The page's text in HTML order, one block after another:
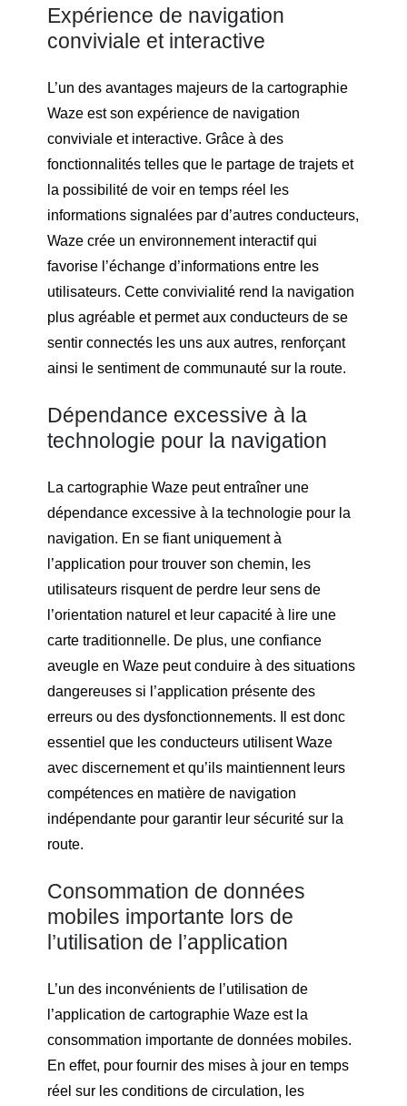
Expérience de navigation
conviviale et interactive
L’un des avantages majeurs de la cartographie
Waze est son expérience de navigation
conviviale et interactive. Grâce à des
fonctionnalités telles que le partage de trajets et
la possibilité de voir en temps réel les
informations signalées par d’autres conducteurs,
Waze crée un environnement interactif qui
favorise l’échange d’informations entre les
utilisateurs. Cette convivialité rend la navigation
plus agréable et permet aux conducteurs de se
sentir connectés les uns aux autres, renforçant
ainsi le sentiment de communauté sur la route.
Dépendance excessive à la
technologie pour la navigation
La cartographie Waze peut entraîner une
dépendance excessive à la technologie pour la
navigation. En se fiant uniquement à
l’application pour trouver son chemin, les
utilisateurs risquent de perdre leur sens de
l’orientation naturel et leur capacité à lire une
carte traditionnelle. De plus, une confiance
aveugle en Waze peut conduire à des situations
dangereuses si l’application présente des
erreurs ou des dysfonctionnements. Il est donc
essentiel que les conducteurs utilisent Waze
avec discernement et qu’ils maintiennent leurs
compétences en matière de navigation
indépendante pour garantir leur sécurité sur la
route.
Consommation de données
mobiles importante lors de
l’utilisation de l’application
L’un des inconvénients de l’utilisation de
l’application de cartographie Waze est la
consommation importante de données mobiles.
En effet, pour fournir des mises à jour en temps
réel sur les conditions de circulation, les